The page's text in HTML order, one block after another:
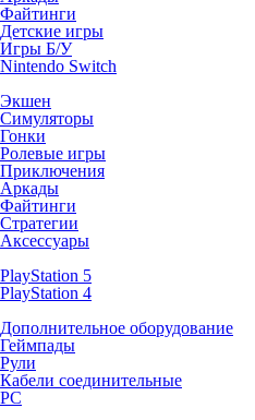
Файтинги
Детские игры
Игры Б/У
Nintendo Switch
Экшен
Симуляторы
Гонки
Ролевые игры
Приключения
Аркады
Файтинги
Стратегии
Аксессуары
PlayStation 5
PlayStation 4
Дополнительное оборудование
Геймпады
Рули
Кабели соединительные
PC